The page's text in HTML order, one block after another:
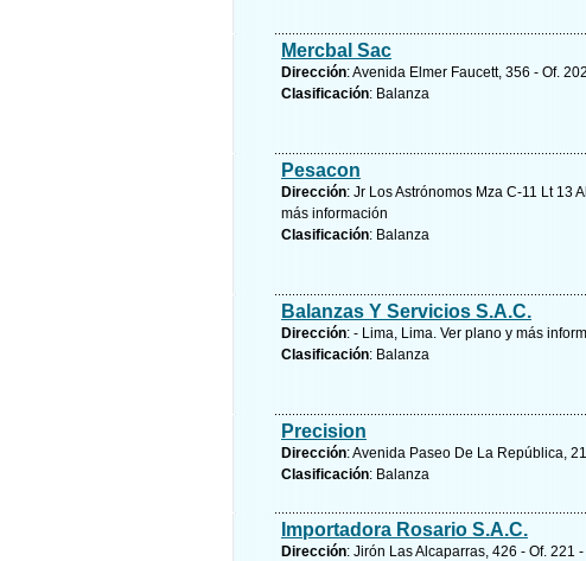
Mercbal Sac
Dirección: Avenida Elmer Faucett, 356 - Of.
Clasificación: Balanza
Pesacon
Dirección: Jr Los Astrónomos Mza C-11 Lt 13
más información
Clasificación: Balanza
Balanzas Y Servicios S.A.C.
Dirección: - Lima, Lima. Ver plano y más
Clasificación: Balanza
Precision
Dirección: Avenida Paseo De La República,
Clasificación: Balanza
Importadora Rosario S.A.C.
Dirección: Jirón Las Alcaparras, 426 - Of. 221